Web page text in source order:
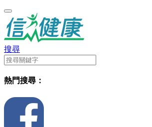
搜尋
熱門搜尋：